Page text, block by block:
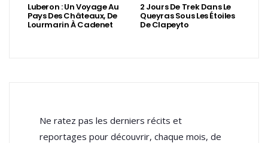
Luberon : Un Voyage Au
Pays Des Châteaux, De
Lourmarin À Cadenet
2 Jours De Trek Dans Le
Queyras Sous Les Étoiles
De Clapeyto
Ne ratez pas les derniers récits et
reportages pour découvrir, chaque mois, de